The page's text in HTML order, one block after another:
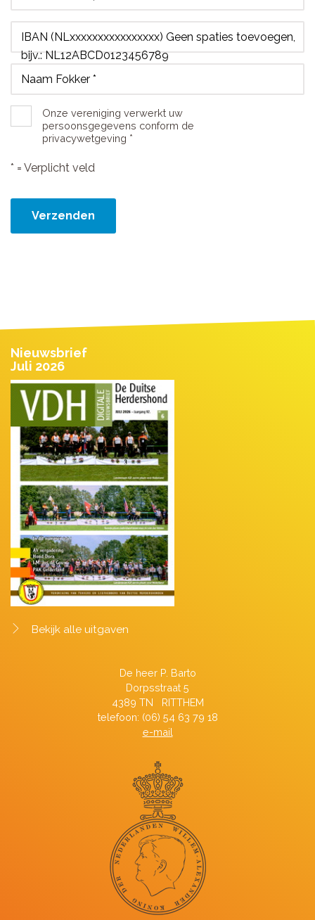
IBAN (NLxxxxxxxxxxxxxxxx) Geen spaties toevoegen,
bijv.: NL12ABCD0123456789
Naam Fokker *
Onze vereniging verwerkt uw
persoonsgegevens conform de
privacywetgeving *
* = Verplicht veld
Verzenden
Nieuwsbrief
Juli 2026
Bekijk alle uitgaven
De heer P. Barto
Dorpsstraat 5
4389 TN RITTHEM
telefoon: (06) 54 63 79 18
e-mail